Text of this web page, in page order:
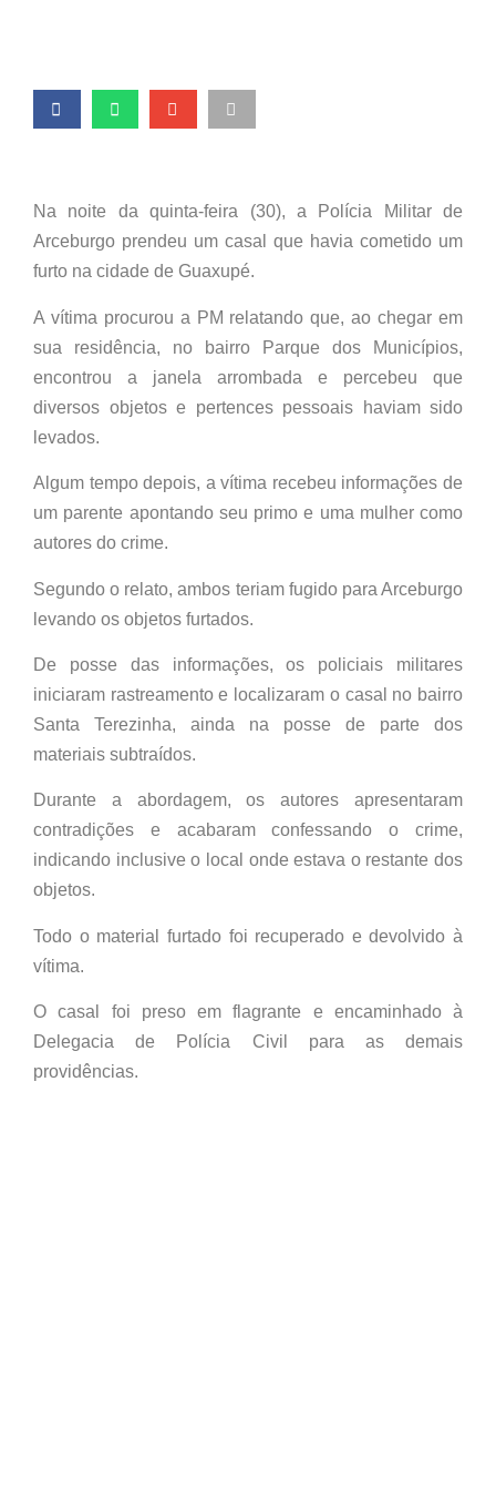
Na noite da quinta-feira (30), a Polícia Militar de
Arceburgo prendeu um casal que havia cometido um
furto na cidade de Guaxupé.
A vítima procurou a PM relatando que, ao chegar em
sua residência, no bairro Parque dos Municípios,
encontrou a janela arrombada e percebeu que
diversos objetos e pertences pessoais haviam sido
levados.
Algum tempo depois, a vítima recebeu informações de
um parente apontando seu primo e uma mulher como
autores do crime.
Segundo o relato, ambos teriam fugido para Arceburgo
levando os objetos furtados.
De posse das informações, os policiais militares
iniciaram rastreamento e localizaram o casal no bairro
Santa Terezinha, ainda na posse de parte dos
materiais subtraídos.
Durante a abordagem, os autores apresentaram
contradições e acabaram confessando o crime,
indicando inclusive o local onde estava o restante dos
objetos.
Todo o material furtado foi recuperado e devolvido à
vítima.
O casal foi preso em flagrante e encaminhado à
Delegacia de Polícia Civil para as demais
providências.